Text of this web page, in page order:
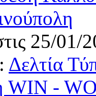
25/01/
Δελτία
WIN -